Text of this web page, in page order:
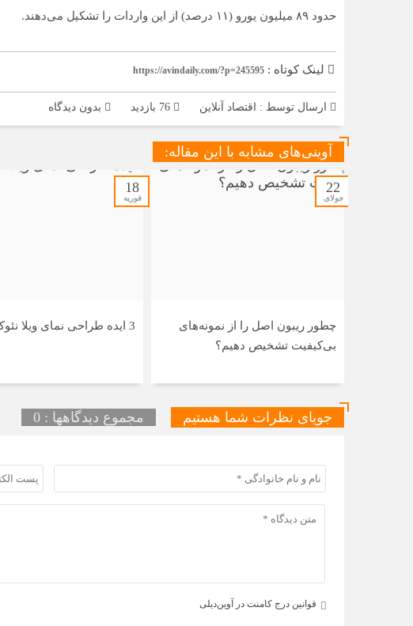
حدود ۸۹ میلیون یورو (۱۱ درصد) از این واردات را تشکیل می‌دهند.
لینک کوتاه : https://avindaily.com/?p=245595
ارسال توسط : اقتصاد آنلاین بدون دیدگاه
آوینی‌های مشابه با این مقاله:
22
جولای
چطور ریبون اصل را از نمونه‌های
بی‌کیفیت تشخیص دهیم؟
18
فوریه
3 ایده طراحی نمای ویلا نئوکلاسیک
جویای نظرات شما هستیم مجموع دیدگاهها : 0
قوانین درج کامنت در آوین‌دیلی